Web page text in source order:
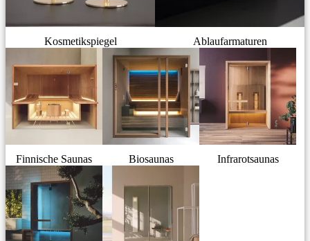
Kosmetikspiegel Ablaufarmaturen
Finnische Saunas Biosaunas Infrarotsaunas